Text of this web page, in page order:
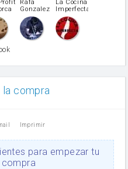
Rafa
Gonzalez
La Cocina
Imperfecta
compra
Imprimir
para empezar tu
compra